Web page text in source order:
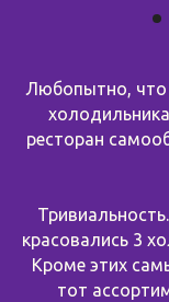
Любопытно, что
ресторан
красовались 3
Кроме этих
тот